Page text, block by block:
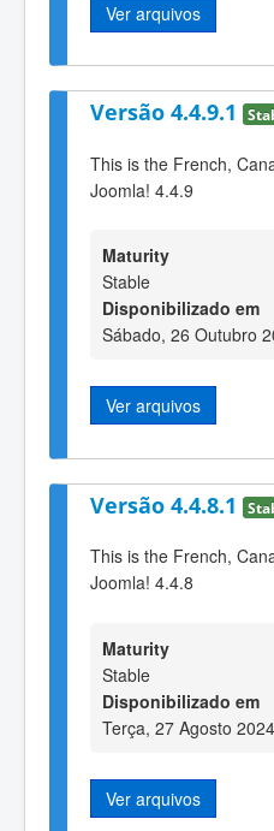
Ver arquivos
Versão 4.4.9.1
This is the French,
Joomla! 4.4.9
Maturity
Stable
Disponibilizado em
Sábado, 26 Outubro
Ver arquivos
Versão 4.4.8.1
This is the French,
Joomla! 4.4.8
Maturity
Stable
Disponibilizado em
Terça, 27 Agosto
Ver arquivos